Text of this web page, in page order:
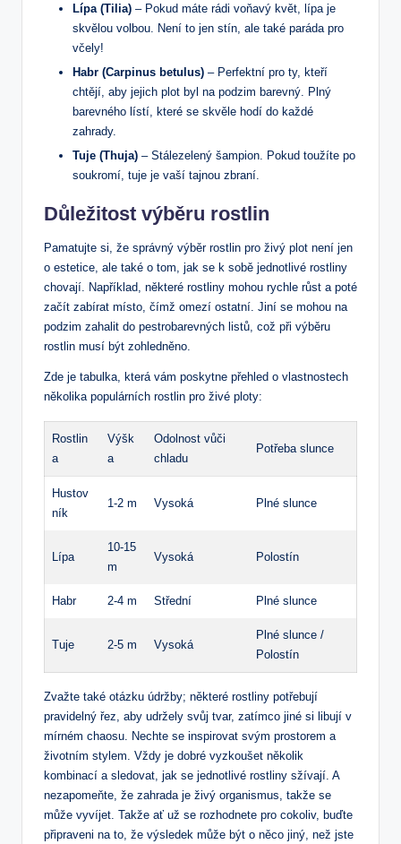
Lípa (Tilia) – Pokud máte rádi voňavý květ, lípa je
skvělou volbou. Není to jen stín, ale také paráda pro
včely!
Habr (Carpinus betulus) – Perfektní pro ty, kteří
chtějí, aby jejich plot byl na podzim barevný. Plný
barevného lístí, které se skvěle hodí do každé
zahrady.
Tuje (Thuja) – Stálezelený šampion. Pokud toužíte po
soukromí, tuje je vaší tajnou zbraní.
Důležitost výběru rostlin
Pamatujte si, že správný výběr rostlin pro živý plot není jen
o estetice, ale také o tom, jak se k sobě jednotlivé rostliny
chovají. Například, některé rostliny mohou rychle růst a poté
začít zabírat místo, čímž omezí ostatní. Jiní se mohou na
podzim zahalit do pestrobarevných listů, což při výběru
rostlin musí být zohledněno.
Zde je tabulka, která vám poskytne přehled o vlastnostech
několika populárních rostlin pro živé ploty:
Rostlin
a
Výšk
a
Odolnost vůči
chladu
Potřeba slunce
Hustov
ník
1-2 m Vysoká Plné slunce
Lípa
10-15
m
Vysoká Polostín
Habr 2-4 m Střední Plné slunce
Tuje 2-5 m Vysoká
Plné slunce /
Polostín
Zvažte také otázku údržby; některé rostliny potřebují
pravidelný řez, aby udržely svůj tvar, zatímco jiné si libují v
mírném chaosu. Nechte se inspirovat svým prostorem a
životním stylem. Vždy je dobré vyzkoušet několik
kombinací a sledovat, jak se jednotlivé rostliny sžívají. A
nezapomeňte, že zahrada je živý organismus, takže se
může vyvíjet. Takže ať už se rozhodnete pro cokoliv, buďte
připraveni na to, že výsledek může být o něco jiný, než jste